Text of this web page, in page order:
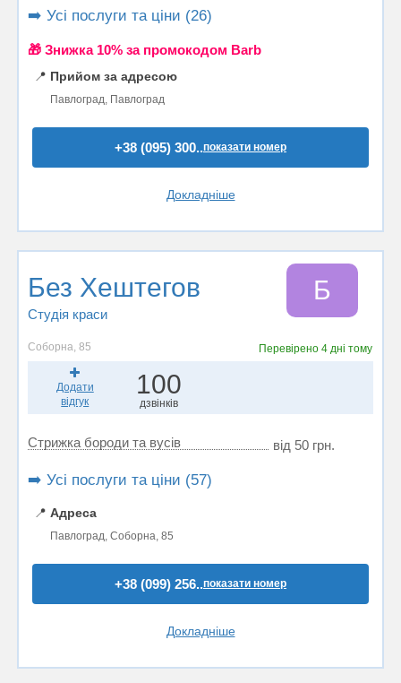
➡️ Усі послуги та ціни (26)
🎁 Знижка 10% за промокодом Barb
📍 Прийом за адресою
Павлоград, Павлоград
+38 (095) 300..показати номер
Докладніше
Без Хештегов
Студія краси
Б
Соборна, 85 Перевірено4 дні тому
Додати
відгук
100
дзвінків
Стрижка бороди та вусів від 50 грн.
➡️ Усі послуги та ціни (57)
📍 Адреса
Павлоград, Соборна, 85
+38 (099) 256..показати номер
Докладніше